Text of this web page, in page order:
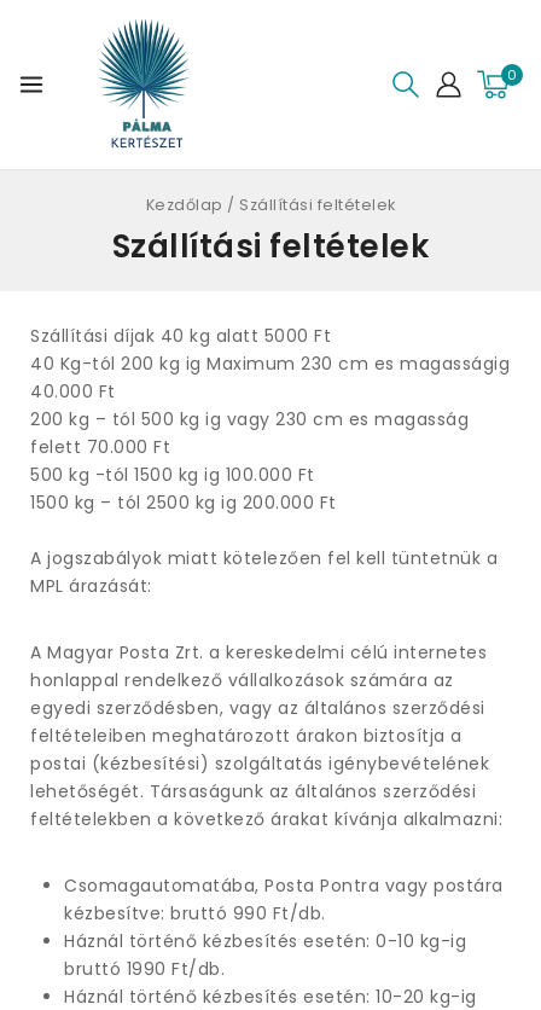
0
Kezdőlap / Szállítási feltételek
Szállítási feltételek
Szállítási díjak 40 kg alatt 5000 Ft
40 Kg-tól 200 kg ig Maximum 230 cm es magasságig
40.000 Ft
200 kg – tól 500 kg ig vagy 230 cm es magasság
felett 70.000 Ft
500 kg -tól 1500 kg ig 100.000 Ft
1500 kg – tól 2500 kg ig 200.000 Ft
A jogszabályok miatt kötelezően fel kell tüntetnük a
MPL árazását:
A Magyar Posta Zrt. a kereskedelmi célú internetes
honlappal rendelkező vállalkozások számára az
egyedi szerződésben, vagy az általános szerződési
feltételeiben meghatározott árakon biztosítja a
postai (kézbesítési) szolgáltatás igénybevételének
lehetőségét. Társaságunk az általános szerződési
feltételekben a következő árakat kívánja alkalmazni:
Csomagautomatába, Posta Pontra vagy postára
kézbesítve: bruttó 990 Ft/db.
Háznál történő kézbesítés esetén: 0-10 kg-ig
bruttó 1990 Ft/db.
Háznál történő kézbesítés esetén: 10-20 kg-ig